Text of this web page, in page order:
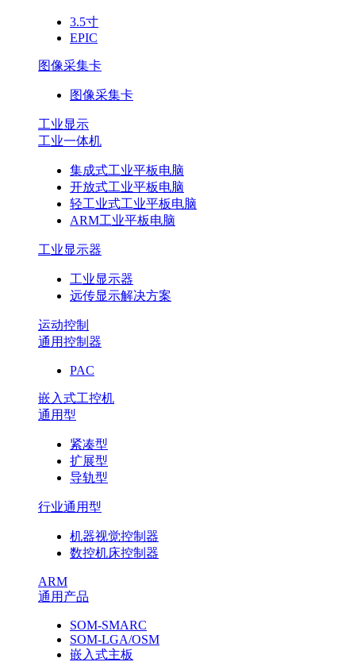
3.5寸
EPIC
图像采集卡
图像采集卡
工业显示
工业一体机
集成式工业平板电脑
开放式工业平板电脑
轻工业式工业平板电脑
ARM工业平板电脑
工业显示器
工业显示器
远传显示解决方案
运动控制
通用控制器
PAC
嵌入式工控机
通用型
紧凑型
扩展型
导轨型
行业通用型
机器视觉控制器
数控机床控制器
ARM
通用产品
SOM-SMARC
SOM-LGA/OSM
嵌入式主板